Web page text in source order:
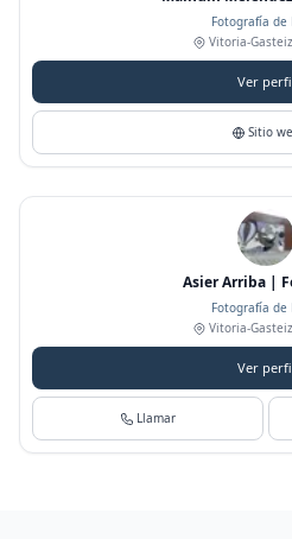
Fotografía de
Vitoria-Gasteiz
Ver
Sitio
Asier Arriba |
Fotografía de
Vitoria-Gasteiz
Ver
Llamar